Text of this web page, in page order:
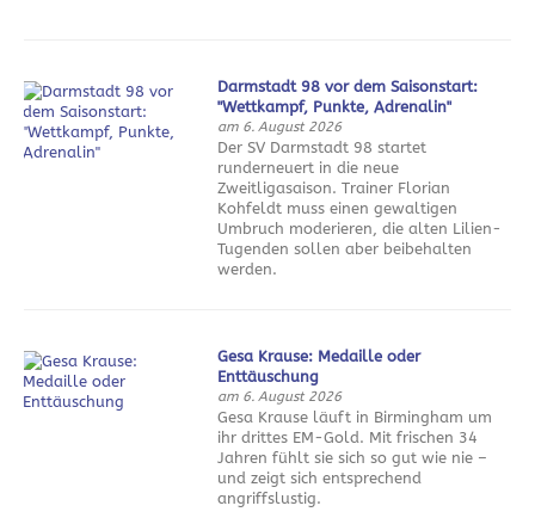
Darmstadt 98 vor dem Saisonstart:
"Wettkampf, Punkte, Adrenalin"
am 6. August 2026
Der SV Darmstadt 98 startet
runderneuert in die neue
Zweitligasaison. Trainer Florian
Kohfeldt muss einen gewaltigen
Umbruch moderieren, die alten Lilien-
Tugenden sollen aber beibehalten
werden.
Gesa Krause: Medaille oder
Enttäuschung
am 6. August 2026
Gesa Krause läuft in Birmingham um
ihr drittes EM-Gold. Mit frischen 34
Jahren fühlt sie sich so gut wie nie –
und zeigt sich entsprechend
angriffslustig.